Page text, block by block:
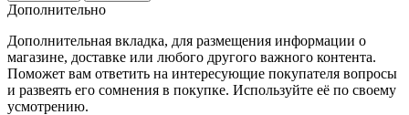
Дополнительно
Дополнительная вкладка, для размещения информации о
магазине, доставке или любого другого важного контента.
Поможет вам ответить на интересующие покупателя вопросы
и развеять его сомнения в покупке. Используйте её по своему
усмотрению.